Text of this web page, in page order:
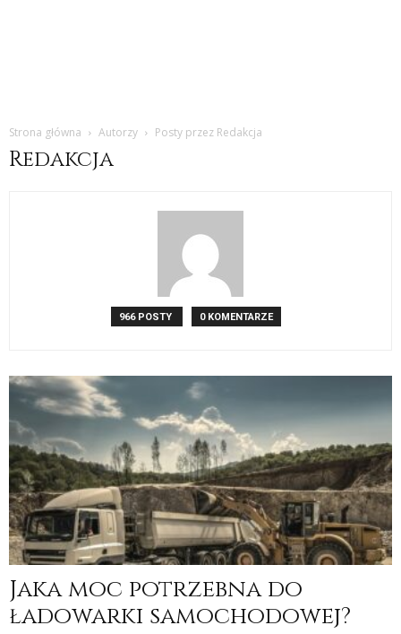
Strona główna Autorzy Posty przez Redakcja
Redakcja
966 POSTY 0 KOMENTARZE
Jaka moc potrzebna do
ładowarki samochodowej?